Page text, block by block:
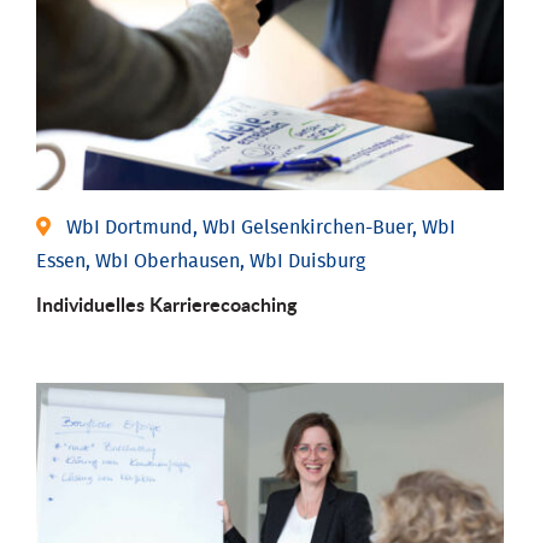
WbI Dortmund, WbI Gelsenkirchen-Buer, WbI
Essen, WbI Oberhausen, WbI Duisburg
Individu­elles Karrierecoaching